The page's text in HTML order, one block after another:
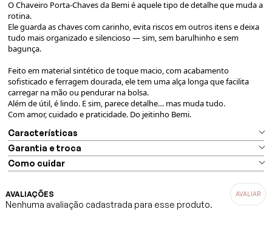
O Chaveiro Porta-Chaves da Bemi é aquele tipo de detalhe que muda a
rotina.
Ele guarda as chaves com carinho, evita riscos em outros itens e deixa
tudo mais organizado e silencioso — sim, sem barulhinho e sem
bagunça.
Feito em material sintético de toque macio, com acabamento
sofisticado e ferragem dourada, ele tem uma alça longa que facilita
carregar na mão ou pendurar na bolsa.
Além de útil, é lindo. E sim, parece detalhe… mas muda tudo.
Com amor, cuidado e praticidade. Do jeitinho Bemi.
Características
Como cuidar
Garantia e troca
AVALIAÇÕES
Nenhuma avaliação cadastrada para esse produto.